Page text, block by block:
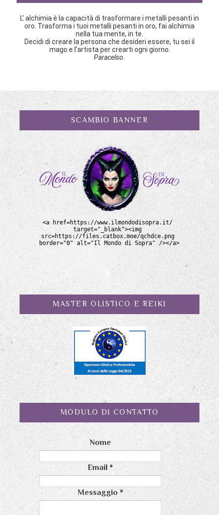
L’ alchimia è la capacità di trasformare i metalli pesanti in
oro. Trasforma i tuoi metalli pesanti in oro, fai alchimia
nella tua mente, in te.
Decidi di creare la persona che desideri essere, tu sei il
mago e l’artista per crearti ogni giorno.
Paracelso.
SCAMBIO BANNER
MASTER OLISTICO E REIKI
MODULO DI CONTATTO
Nome
Email*
Messaggio *